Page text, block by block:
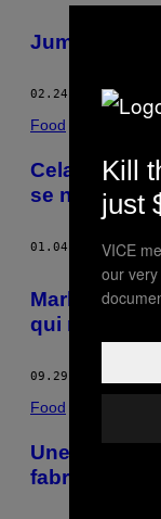
Jumeaux
02.24.16 BYJULIAN
Food
Cela fait
se nourrit
01.04.16 BYJULIAN
Mark Allen
qui ne va
09.29.15
Food
Une île dont
fabrique le
Kill
just
VICE
our